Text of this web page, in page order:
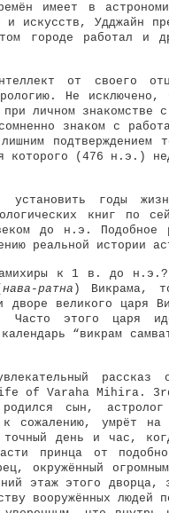
имеет в
искусств, Удджайн
городе работал и
от своего
Не исключено,
личном знакомстве
знаком с
подтверждением
которого (476 н.э.)
годы
книг по
до н.э. Подобное
реальной истории
к 1 в. до
нава-ратна ) Викрама,
дворе великого царя
этого царя
“викрам
Life of Varaha Mihira.
сын, астролог
к сожалению, умрёт
день и час,
принца от
окружённый
этаж этого дворца,
вооружённых людей